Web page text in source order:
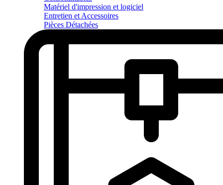
Matériel d'impression et logiciel
Entretien et Accessoires
Pièces Détachées